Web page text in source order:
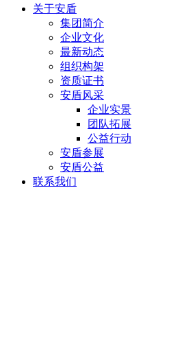
关于安盾
集团简介
企业文化
最新动态
组织构架
资质证书
安盾风采
企业实景
团队拓展
公益行动
安盾参展
安盾公益
联系我们